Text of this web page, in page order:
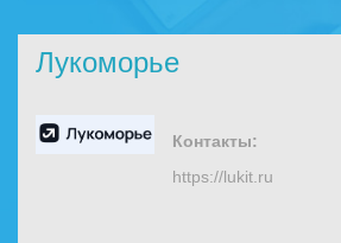
Лукоморье
Контакты:
https://lukit.ru